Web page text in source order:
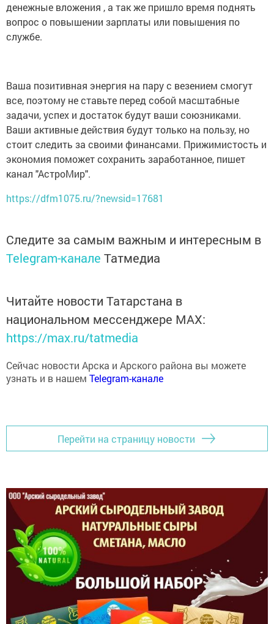
денежные вложения , а так же пришло время поднять
вопрос о повышении зарплаты или повышения по
службе.
Ваша позитивная энергия на пару с везением смогут
все, поэтому не ставьте перед собой масштабные
задачи, успех и достаток будут ваши союзниками.
Ваши активные действия будут только на пользу, но
стоит следить за своими финансами. Прижимистость и
экономия поможет сохранить заработанное, пишет
канал "АстроМир".
https://dfm1075.ru/?newsid=17681
Следите за самым важным и интересным в
Telegram-канале Татмедиа
Читайте новости Татарстана в
национальном мессенджере MАХ:
https://max.ru/tatmedia
Сейчас новости Арска и Арского района вы можете
узнать и в нашем Telegram-канале
Перейти на страницу новости